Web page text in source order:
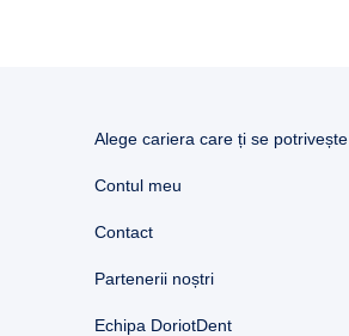
Alege cariera care ți se potrivește
Contul meu
Contact
Partenerii noștri
Echipa DoriotDent